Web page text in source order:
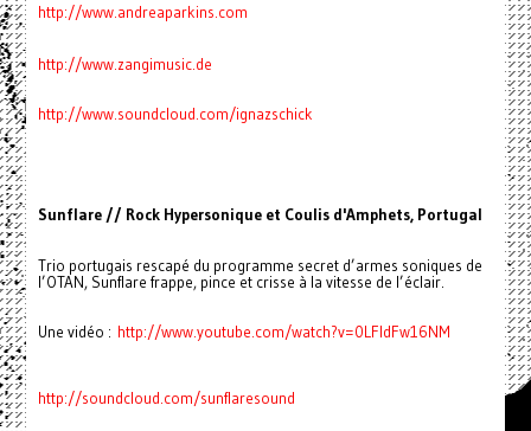
http://www.andreaparkins.com
http://www.zangimusic.de
http://www.soundcloud.com/ignazschick
Sunflare // Rock Hypersonique et Coulis d'Amphets, Portugal
Trio portugais rescapé du programme secret d’armes soniques de
l’OTAN, Sunflare frappe, pince et crisse à la vitesse de l’éclair.
Une vidéo : http://www.youtube.com/watch?v=0LFldFw16NM
http://soundcloud.com/sunflaresound